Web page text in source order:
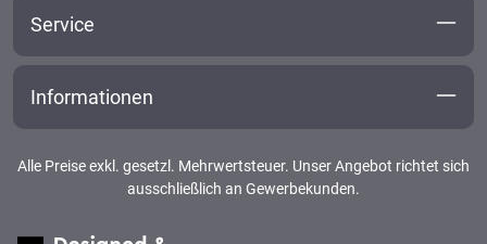
Service
Informationen
Alle Preise exkl. gesetzl. Mehrwertsteuer. Unser Angebot richtet sich
ausschließlich an Gewerbekunden.